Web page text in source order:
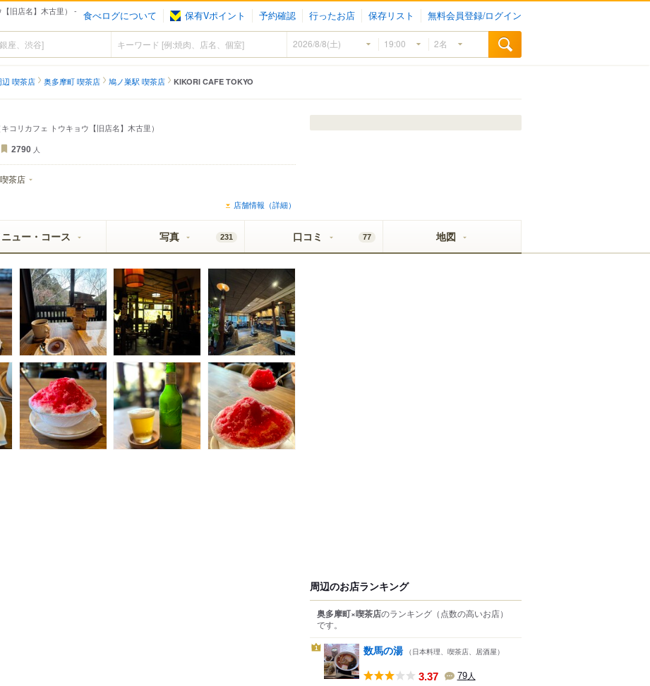
旧店名】木古里） -
食べログについて 保有Vポイント 予約確認 行ったお店 保存リスト 無料会員登録/ログイン
喫茶店 奥多摩町 喫茶店 鳩ノ巣駅 喫茶店 KIKORI CAFE TOKYO
キコリカフェ トウキョウ【旧店名】木古里）
2790 人
喫茶店
店舗情報（詳細）
ュー・コース 写真 231 口コミ 77 地図
周辺のお店ランキング
奥多摩町×喫茶店のランキング （点数の高いお店）
です。
1 数馬の湯 （日本料理、喫茶店、居酒屋）
3.37 79人